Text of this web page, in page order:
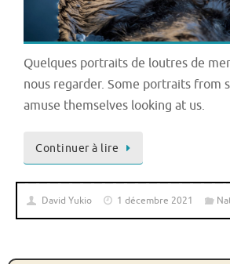
Quelques portraits de loutres de
nous regarder. Some portraits from
amuse themselves looking at us.
Continuer à lire
David Yukio 1 décembre 2021